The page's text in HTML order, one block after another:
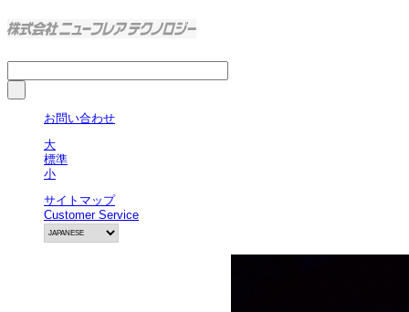
お問い合わせ
大
標準
小
サイトマップ
Customer Service